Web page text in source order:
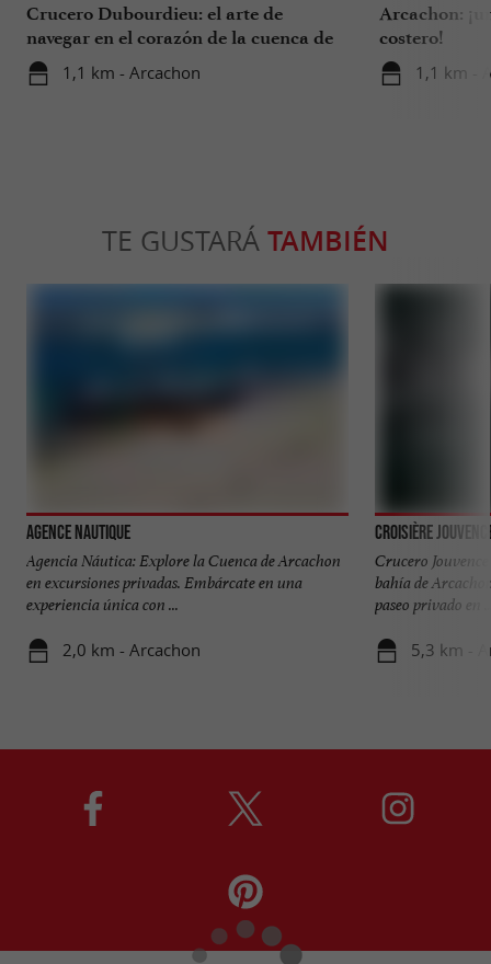
Crucero Dubourdieu: el arte de
navegar en el corazón de la cuenca de
Arcachon.
1,1 km - Arcachon
Arcachon:
costero!
1,1 km -
TE GUSTARÁ TAMBIÉN
Agence Nautique
Agencia Náutica: Explore la Cuenca de Arcachon
en excursiones privadas. Embárcate en una
experiencia única con ...
2,0 km - Arcachon
Croisière
Crucero
bahía de
paseo privado en
5,3 km -